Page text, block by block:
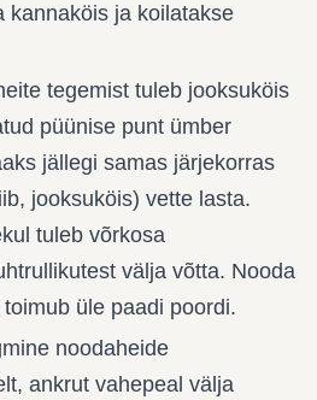
kannaköis ja koilatakse
tegemist tuleb jooksuköis
püünise punt ümber
jällegi samas järjekorras
jooksuköis) vette lasta.
tuleb võrkosa
välja võtta. Nooda
üle paadi poordi.
noodaheide
ankrut vahepeal välja